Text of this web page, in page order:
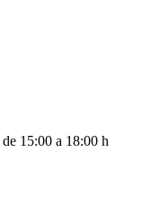
15:00 a 18:00 h